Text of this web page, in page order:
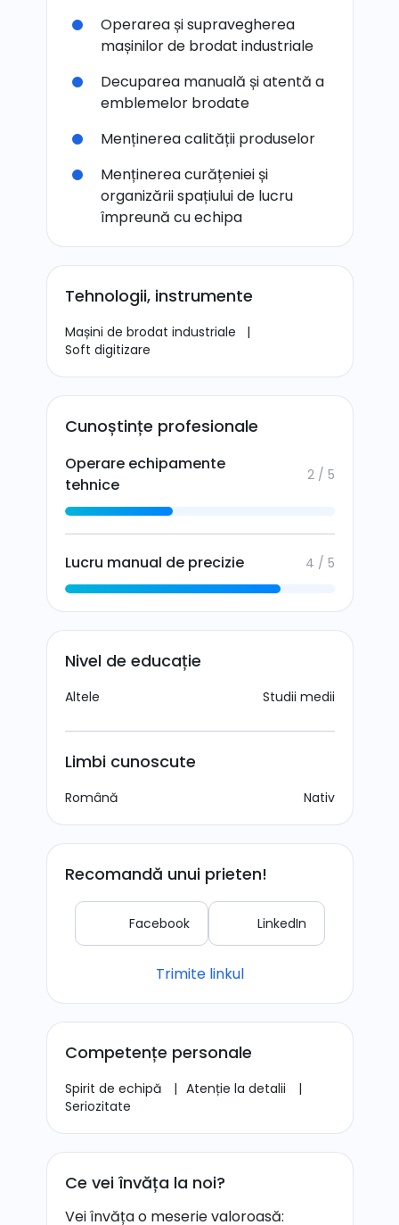
Operarea și supravegherea
mașinilor de brodat industriale
Decuparea manuală și atentă a
emblemelor brodate
Menținerea calității produselor
Menținerea curățeniei și
organizării spațiului de lucru
împreună cu echipa
Tehnologii, instrumente
Mașini de brodat industriale
|
Soft digitizare
Cunoștințe profesionale
Operare echipamente
tehnice
2 / 5
Lucru manual de precizie 4 / 5
Nivel de educație
Altele Studii medii
Limbi cunoscute
Română Nativ
Recomandă unui prieten!
Facebook LinkedIn
Trimite linkul
Competențe personale
Spirit de echipă | Atenție la detalii
|
Seriozitate
Ce vei învăța la noi?
Vei învăța o meserie valoroasă: